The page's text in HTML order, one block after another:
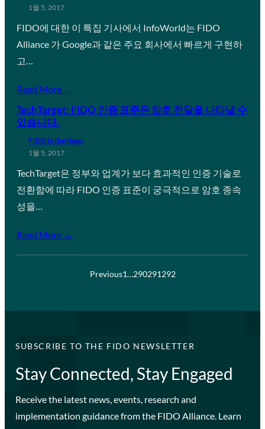
1월 5, 2017
FIDO에 대한 이 특집 기사에서 InfoWorld는 FIDO
Alliance 가 Google과 같은 주요 회사에서 빠르게 구현하
고…
Read More →
TechTarget: FIDO 인증 표준은 암호 전달을 나타낼 수
있습니다.
FIDO in the News
1월 5, 2017
TechTarget은 정부와 업계가 보다 효과적인 인증 기술로
전환함에 따라 FIDO 인증 표준이 궁극적으로 암호 종속
성을…
Read More →
Previous1…290291292
SUBSCRIBE TO THE FIDO NEWSLETTER
Stay Connected, Stay Engaged
Receive the latest news, events, research and
implementation guidance from the FIDO Alliance. Learn